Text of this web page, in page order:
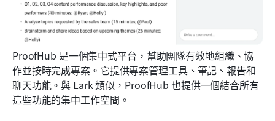
ProofHub 是一個集中式平台，幫助團隊有效地組織、協
作並按時完成專案。它提供專案管理工具、筆記、報告和
聊天功能。與 Lark 類似，ProofHub 也提供一個結合所有
這些功能的集中工作空間。